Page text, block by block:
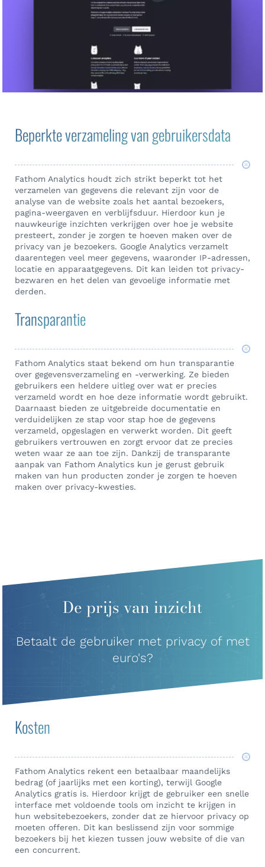
Beperkte verzameling van gebruikersdata
Fathom Analytics houdt zich strikt beperkt tot het
verzamelen van gegevens die relevant zijn voor de
analyse van de website zoals het aantal bezoekers,
pagina-weergaven en verblijfsduur. Hierdoor kun je
nauwkeurige inzichten verkrijgen over hoe je website
presteert, zonder je zorgen te hoeven maken over de
privacy van je bezoekers. Google Analytics verzamelt
daarentegen veel meer gegevens, waaronder IP-adressen,
locatie en apparaatgegevens. Dit kan leiden tot privacy-
bezwaren en het delen van gevoelige informatie met
derden.
Transparantie
Fathom Analytics staat bekend om hun transparantie
over gegevensverzameling en -verwerking. Ze bieden
gebruikers een heldere uitleg over wat er precies
verzameld wordt en hoe deze informatie wordt gebruikt.
Daarnaast bieden ze uitgebreide documentatie en
verduidelijken ze stap voor stap hoe de gegevens
verzameld, opgeslagen en verwerkt worden. Dit geeft
gebruikers vertrouwen en zorgt ervoor dat ze precies
weten waar ze aan toe zijn. Dankzij de transparante
aanpak van Fathom Analytics kun je gerust gebruik
maken van hun producten zonder je zorgen te hoeven
maken over privacy-kwesties.
De prijs van inzicht
Betaalt de gebruiker met privacy of met
euro's?
Kosten
Fathom Analytics rekent een betaalbaar maandelijks
bedrag (of jaarlijks met een korting), terwijl Google
Analytics gratis is. Hierdoor krijgt de gebruiker een snelle
interface met voldoende tools om inzicht te krijgen in
hun websitebezoekers, zonder dat ze hiervoor privacy op
moeten offeren. Dit kan beslissend zijn voor sommige
bezoekers bij het kiezen tussen jouw website of die van
een concurrent.